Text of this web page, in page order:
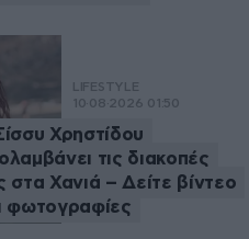
LIFESTYLE
10·08·2026 01:50
Χρηστίδου
τις διακοπές
στα Χανιά – Δείτε βίντεο
φωτογραφίες